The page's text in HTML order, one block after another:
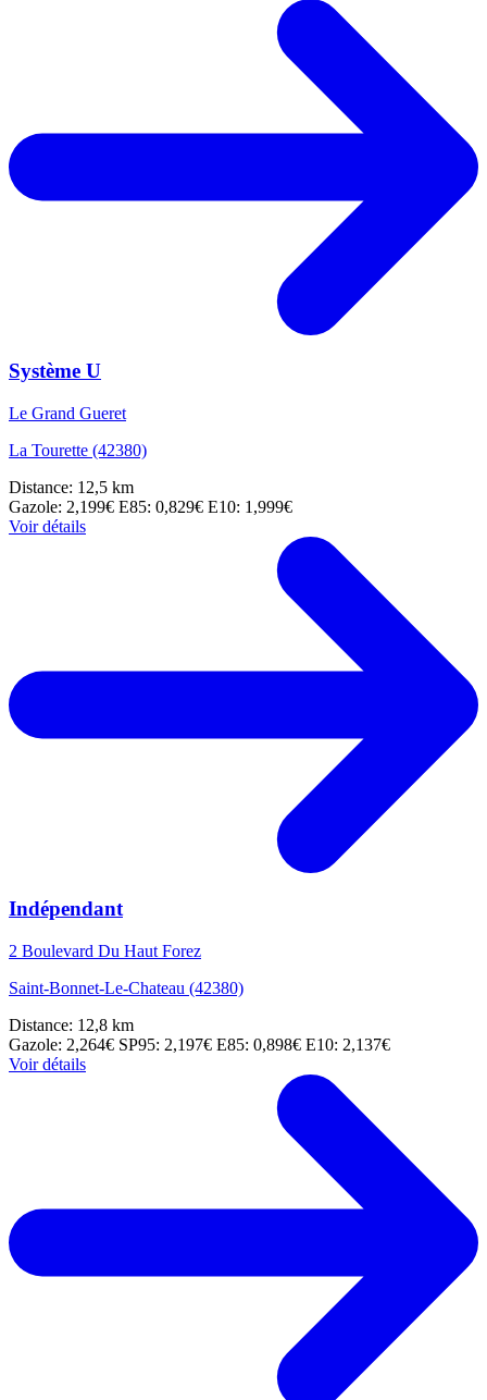
Système U
Le Grand Gueret
La Tourette (42380)
Distance: 12,5 km
Gazole: 2,199€ E85: 0,829€ E10: 1,999€
Voir détails
Indépendant
2 Boulevard Du Haut Forez
Saint-Bonnet-Le-Chateau (42380)
Distance: 12,8 km
Gazole: 2,264€ SP95: 2,197€ E85: 0,898€ E10: 2,137€
Voir détails